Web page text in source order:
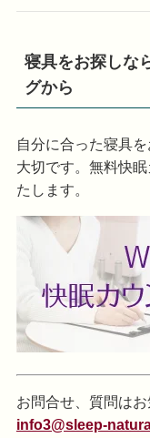
寝具をお探しな
グから
自分に合った寝具
大切です。無料快
たします。
お問合せ、質問は
info3@sleep-